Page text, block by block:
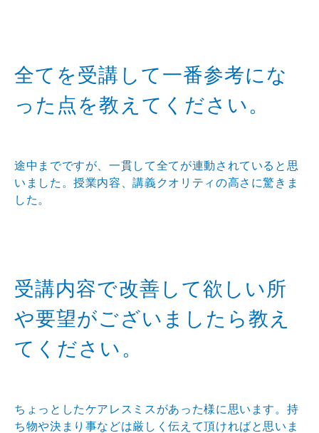
全てを受講して一番参考にな
った点を教えてください。
途中までですが、一貫して全てが連動されていると思
いました。授業内容、講義クオリティの高さに驚きま
した。
受講内容で改善して欲しい所
や要望がございましたら教え
てください。
ちょっとしたケアレスミスがあった様に思います。持
ち物や決まり事などは厳しく伝えて頂ければと思いま